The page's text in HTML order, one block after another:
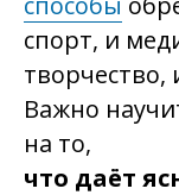
спорт, и
творчество,
Важно
на то,
что даёт